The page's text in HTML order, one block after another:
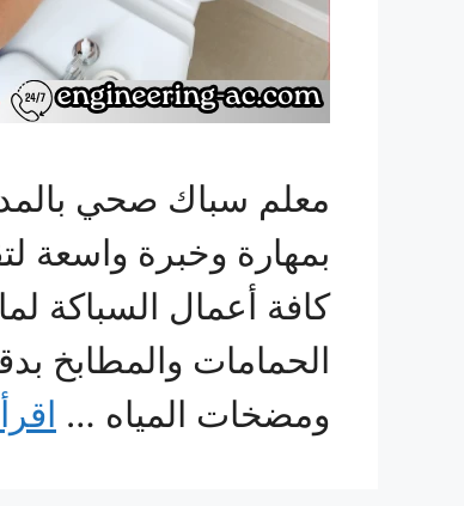
معلم سباك صحي
بمهارة وخبرة واسعة
كافة أعمال السباكة
الحمامات والمطابخ
ومضخات المياه …